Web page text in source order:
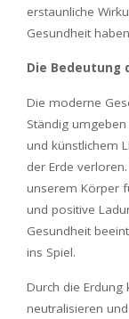
erstaunliche
Gesundheit
Die Bedeutung
Die moderne
Ständig
und künstlichem
der Erde
unserem Körper
und positive
Gesundheit
ins Spiel.
Durch die
neutralisieren